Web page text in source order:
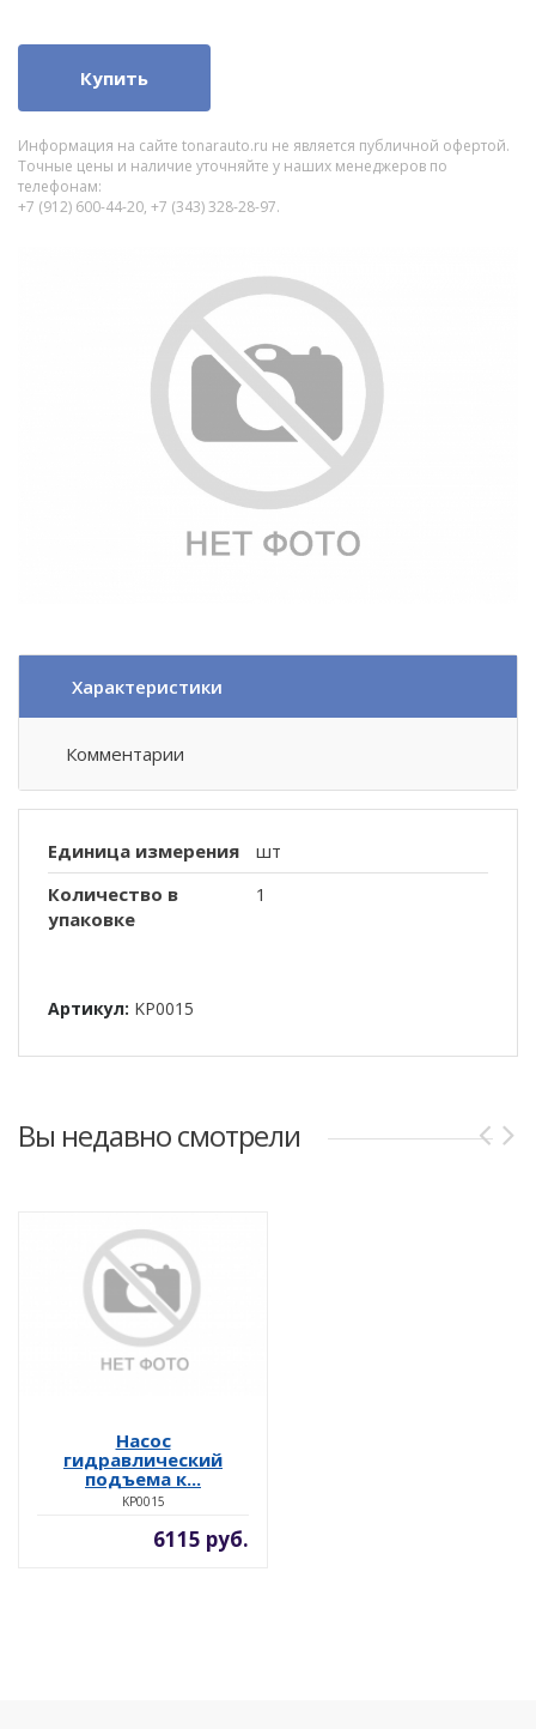
Купить
Информация на сайте tonarauto.ru не является публичной офертой.
Точные цены и наличие уточняйте у наших менеджеров по
телефонам:
+7 (912) 600-44-20, +7 (343) 328-28-97.
Характеристики
Комментарии
Единица измерения
шт
Количество в
упаковке
1
Артикул: KP0015
Вы недавно смотрели
Насос
гидравлический
подъема к...
KP0015
6115 руб.